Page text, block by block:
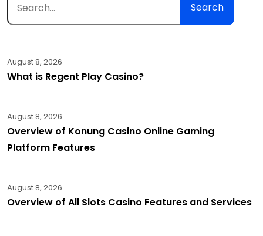
Search
August 8, 2026
What is Regent Play Casino?
August 8, 2026
Overview of Konung Casino Online Gaming
Platform Features
August 8, 2026
Overview of All Slots Casino Features and Services